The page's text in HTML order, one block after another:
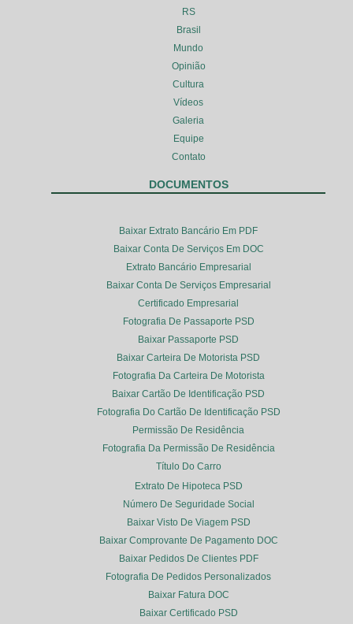
RS
Brasil
Mundo
Opinião
Cultura
Vídeos
Galeria
Equipe
Contato
DOCUMENTOS
Baixar Extrato Bancário Em PDF
Baixar Conta De Serviços Em DOC
Extrato Bancário Empresarial
Baixar Conta De Serviços Empresarial
Certificado Empresarial
Fotografia De Passaporte PSD
Baixar Passaporte PSD
Baixar Carteira De Motorista PSD
Fotografia Da Carteira De Motorista
Baixar Cartão De Identificação PSD
Fotografia Do Cartão De Identificação PSD
Permissão De Residência
Fotografia Da Permissão De Residência
Título Do Carro
Extrato De Hipoteca PSD
Número De Seguridade Social
Baixar Visto De Viagem PSD
Baixar Comprovante De Pagamento DOC
Baixar Pedidos De Clientes PDF
Fotografia De Pedidos Personalizados
Baixar Fatura DOC
Baixar Certificado PSD